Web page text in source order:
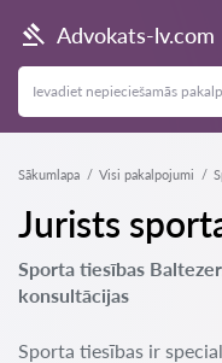
Advokats-lv.com
Sākumlapa Visi pakalpojumi
Jurists
Sporta tiesības
konsultācijas
Sporta tiesības ir